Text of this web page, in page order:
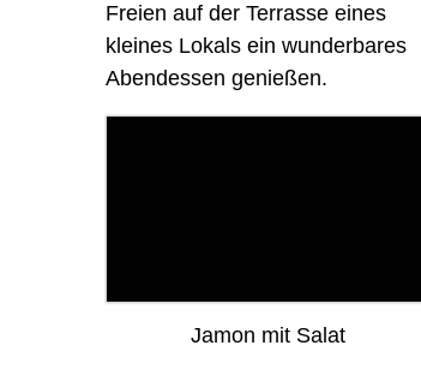
Freien auf der Terrasse eines
kleines Lokals ein wunderbares
Abendessen genießen.
Jamon mit Salat